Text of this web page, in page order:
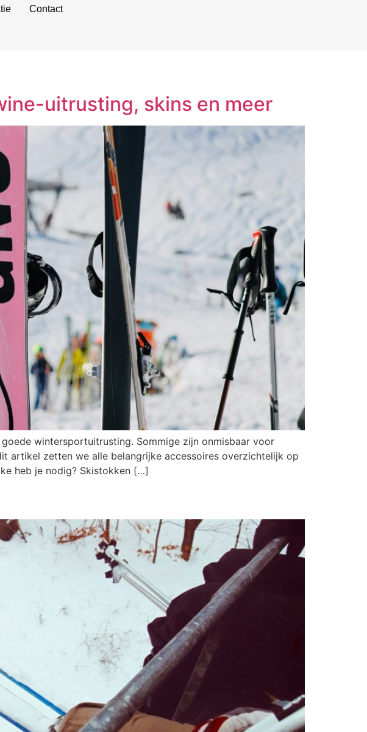
Contact
uitrusting, skins en meer
wintersportuitrusting. Sommige zijn onmisbaar voor
artikel zetten we alle belangrijke accessoires overzichtelijk op
heb je nodig? Skistokken […]